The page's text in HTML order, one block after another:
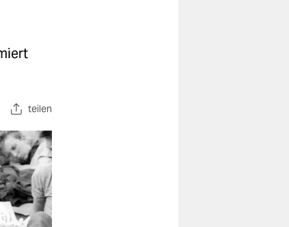
teilen